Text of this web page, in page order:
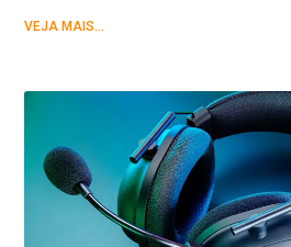
VEJA MAIS...